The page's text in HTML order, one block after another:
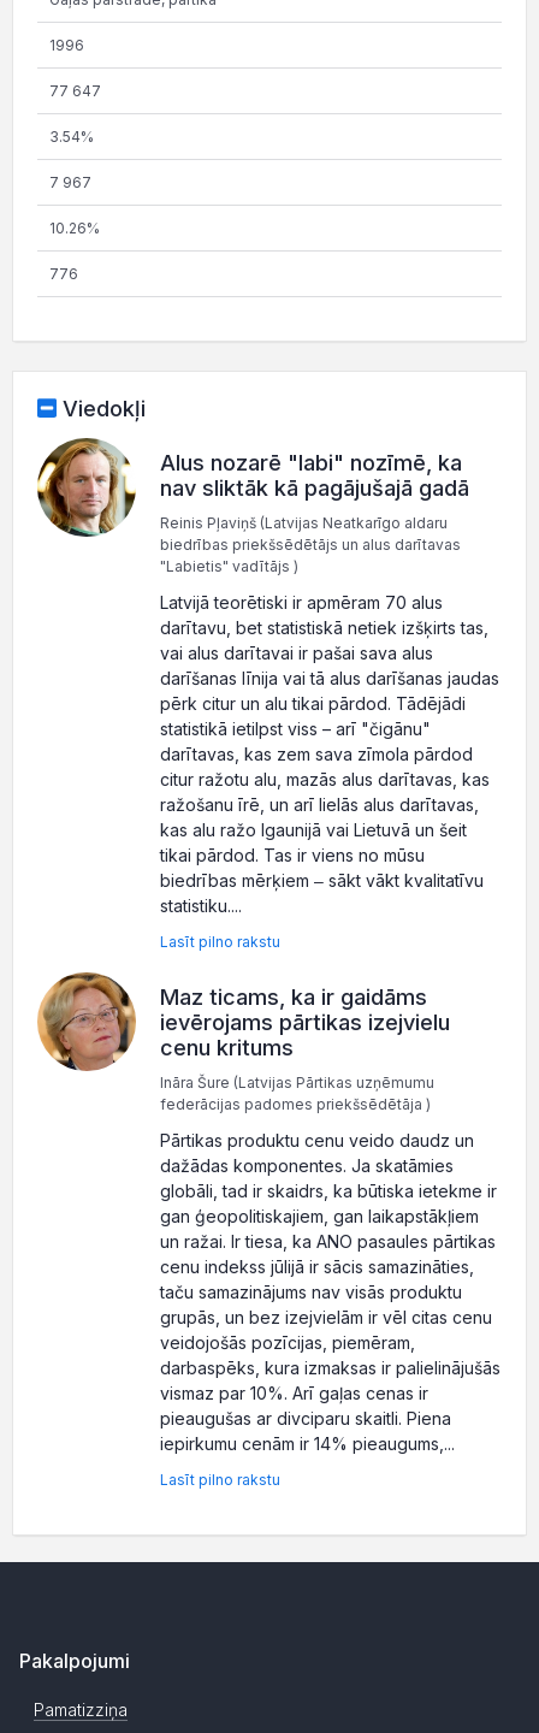
1996
77 647
3.54%
7 967
10.26%
776
Viedokļi
Alus nozarē "labi" nozīmē, ka
nav sliktāk kā pagājušajā gadā
Reinis Pļaviņš (Latvijas Neatkarīgo aldaru
biedrības priekšsēdētājs un alus darītavas
"Labietis" vadītājs )
Latvijā teorētiski ir apmēram 70 alus
darītavu, bet statistiskā netiek izšķirts tas,
vai alus darītavai ir pašai sava alus
darīšanas līnija vai tā alus darīšanas jaudas
pērk citur un alu tikai pārdod. Tādējādi
statistikā ietilpst viss – arī "čigānu"
darītavas, kas zem sava zīmola pārdod
citur ražotu alu, mazās alus darītavas, kas
ražošanu īrē, un arī lielās alus darītavas,
kas alu ražo Igaunijā vai Lietuvā un šeit
tikai pārdod. Tas ir viens no mūsu
biedrības mērķiem ‒ sākt vākt kvalitatīvu
statistiku....
Lasīt pilno rakstu
Maz ticams, ka ir gaidāms
ievērojams pārtikas izejvielu
cenu kritums
Ināra Šure (Latvijas Pārtikas uzņēmumu
federācijas padomes priekšsēdētāja )
Pārtikas produktu cenu veido daudz un
dažādas komponentes. Ja skatāmies
globāli, tad ir skaidrs, ka būtiska ietekme ir
gan ģeopolitiskajiem, gan laikapstākļiem
un ražai. Ir tiesa, ka ANO pasaules pārtikas
cenu indekss jūlijā ir sācis samazināties,
taču samazinājums nav visās produktu
grupās, un bez izejvielām ir vēl citas cenu
veidojošās pozīcijas, piemēram,
darbaspēks, kura izmaksas ir palielinājušās
vismaz par 10%. Arī gaļas cenas ir
pieaugušas ar divciparu skaitli. Piena
iepirkumu cenām ir 14% pieaugums,...
Lasīt pilno rakstu
Pakalpojumi
Pamatizziņa